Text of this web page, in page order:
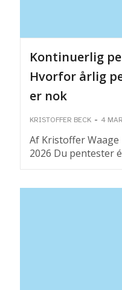
Kontinuerlig
Hvorfor årlig
er nok
KRISTOFFER BECK - 4
Af Kristoffer Waage
2026 Du pentester